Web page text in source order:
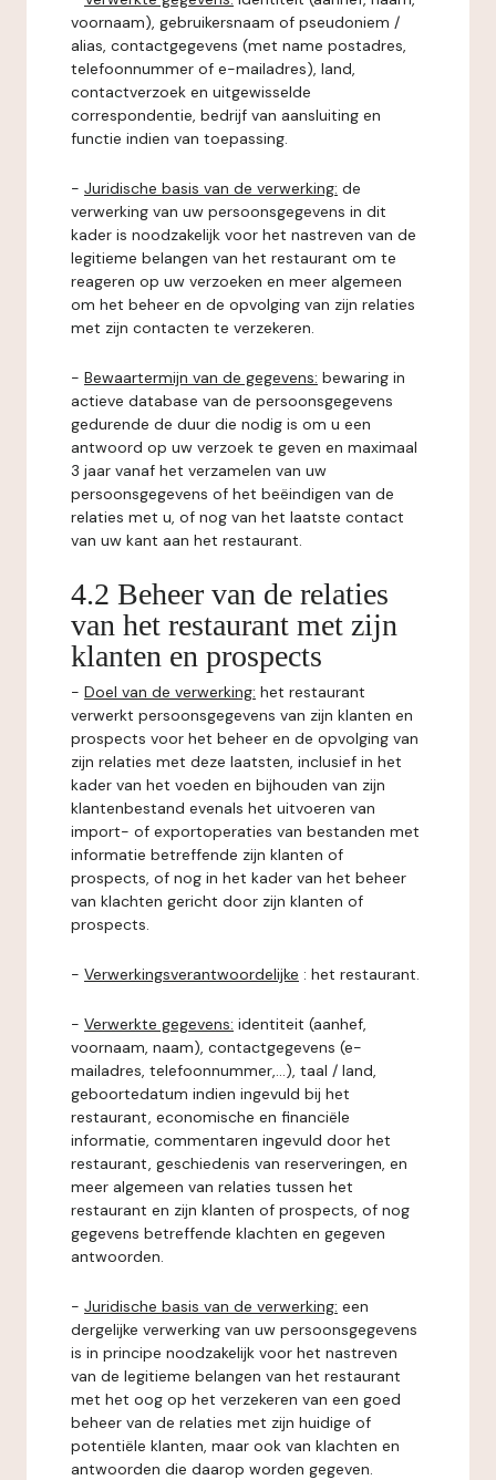
voornaam), gebruikersnaam of pseudoniem /
alias, contactgegevens (met name postadres,
telefoonnummer of e-mailadres), land,
contactverzoek en uitgewisselde
correspondentie, bedrijf van aansluiting en
functie indien van toepassing.
- Juridische basis van de verwerking: de
verwerking van uw persoonsgegevens in dit
kader is noodzakelijk voor het nastreven van de
legitieme belangen van het restaurant om te
reageren op uw verzoeken en meer algemeen
om het beheer en de opvolging van zijn relaties
met zijn contacten te verzekeren.
- Bewaartermijn van de gegevens: bewaring in
actieve database van de persoonsgegevens
gedurende de duur die nodig is om u een
antwoord op uw verzoek te geven en maximaal
3 jaar vanaf het verzamelen van uw
persoonsgegevens of het beëindigen van de
relaties met u, of nog van het laatste contact
van uw kant aan het restaurant.
4.2 Beheer van de relaties
van het restaurant met zijn
klanten en prospects
- Doel van de verwerking: het restaurant
verwerkt persoonsgegevens van zijn klanten en
prospects voor het beheer en de opvolging van
zijn relaties met deze laatsten, inclusief in het
kader van het voeden en bijhouden van zijn
klantenbestand evenals het uitvoeren van
import- of exportoperaties van bestanden met
informatie betreffende zijn klanten of
prospects, of nog in het kader van het beheer
van klachten gericht door zijn klanten of
prospects.
- Verwerkingsverantwoordelijke : het restaurant.
- Verwerkte gegevens: identiteit (aanhef,
voornaam, naam), contactgegevens (e-
mailadres, telefoonnummer,...), taal / land,
geboortedatum indien ingevuld bij het
restaurant, economische en financiële
informatie, commentaren ingevuld door het
restaurant, geschiedenis van reserveringen, en
meer algemeen van relaties tussen het
restaurant en zijn klanten of prospects, of nog
gegevens betreffende klachten en gegeven
antwoorden.
- Juridische basis van de verwerking: een
dergelijke verwerking van uw persoonsgegevens
is in principe noodzakelijk voor het nastreven
van de legitieme belangen van het restaurant
met het oog op het verzekeren van een goed
beheer van de relaties met zijn huidige of
potentiële klanten, maar ook van klachten en
antwoorden die daarop worden gegeven.